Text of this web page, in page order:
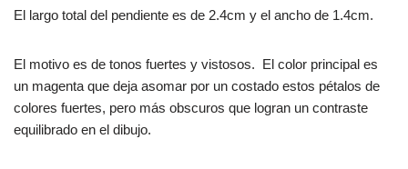
El largo total del pendiente es de 2.4cm y el ancho de 1.4cm.
El motivo es de tonos fuertes y vistosos. El color principal es
un magenta que deja asomar por un costado estos pétalos de
colores fuertes, pero más obscuros que logran un contraste
equilibrado en el dibujo.